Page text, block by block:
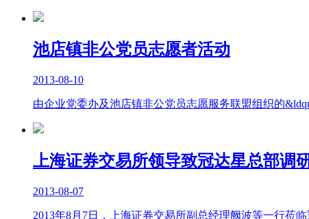
池店镇非公党员志愿者活动
2013-08-10
由企业党委办及池店镇非公党员志愿服务联盟组织的
上海证券交易所领导致冠达星总部调
2013-08-07
2013年8月7日，上海证券交易所副总经理阙波等一行莅